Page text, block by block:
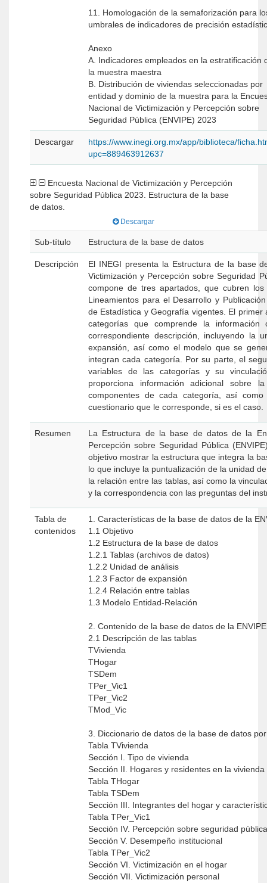
11. Homologación de la semaforización para
umbrales de indicadores de precisión
Anexo
A. Indicadores empleados en la estratificación
la muestra maestra
B. Distribución de viviendas seleccionadas por
entidad y dominio de la muestra para la
Nacional de Victimización y Percepción sobre
Seguridad Pública (ENVIPE) 2023
Descargar
https://www.inegi.org.mx/app/biblioteca/
upc=889463912637
sobre Seguridad Pública 2023. Estructura de la base
de datos.
Descargar
Sub-título Estructura de la base de datos
Descripción
El INEGI presenta la Estructura de la base
Victimización y Percepción sobre Seguridad
compone de tres apartados, que cubren
Lineamientos para el Desarrollo y
de Estadística y Geografía vigentes. El
categorías que comprende la
correspondiente descripción, incluyendo la
expansión, así como el modelo que se
integran cada categoría. Por su parte, el
variables de las categorías y su
proporciona información adicional sobre
componentes de cada categoría, así
cuestionario que le corresponde, si es el caso.
Resumen
La Estructura de la base de datos de la
Percepción sobre Seguridad Pública
objetivo mostrar la estructura que integra la
lo que incluye la puntualización de la unidad
la relación entre las tablas, así como la
y la correspondencia con las preguntas del
Tabla de
contenidos
1. Características de la base de datos de la
1.1 Objetivo
1.2 Estructura de la base de datos
1.2.1 Tablas (archivos de datos)
1.2.2 Unidad de análisis
1.2.3 Factor de expansión
1.2.4 Relación entre tablas
1.3 Modelo Entidad-Relación
2. Contenido de la base de datos de la
2.1 Descripción de las tablas
TVivienda
THogar
TSDem
TPer_Vic1
TPer_Vic2
TMod_Vic
3. Diccionario de datos de la base de datos
Tabla TVivienda
Sección I. Tipo de vivienda
Sección II. Hogares y residentes en la vivienda
Tabla THogar
Tabla TSDem
Sección III. Integrantes del hogar y
Tabla TPer_Vic1
Sección IV. Percepción sobre seguridad pública
Sección V. Desempeño institucional
Tabla TPer_Vic2
Sección VI. Victimización en el hogar
Sección VII. Victimización personal